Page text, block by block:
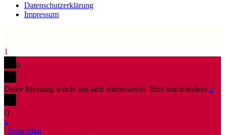
Datenschutzerklärung
Impressum
1
0
Deine Meinung würde uns sehr interessieren. Bitte kommentiere.x
()
x
| Antworten